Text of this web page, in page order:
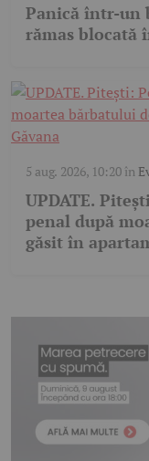
Panică într-un
rămas blocată
5 aug. 2026, 10:20în
UPDATE.
penal după
găsit în